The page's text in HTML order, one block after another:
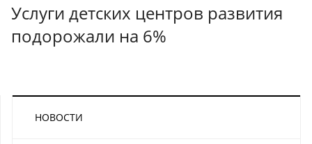
Услуги детских центров развития
подорожали на 6%
НОВОСТИ